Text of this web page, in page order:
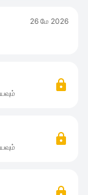
26 மே 2026